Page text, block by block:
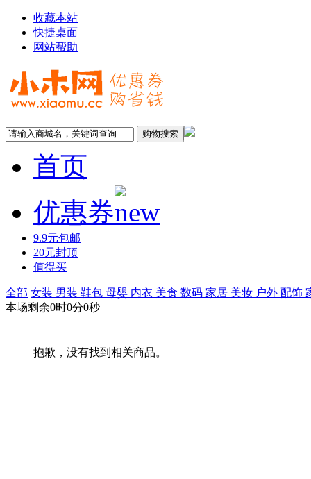
收藏本站
快捷桌面
网站帮助
首页
优惠券
9.9元包邮
20元封顶
值得买
全部 女装 男装 鞋包 母婴 内衣 美食 数码 家居 美妆 户外 配饰
本场剩余0时0分0秒
抱歉，没有找到相关商品。